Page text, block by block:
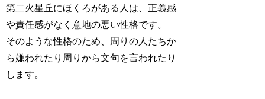
第二火星丘にほくろがある人は、正義感
や責任感がなく意地の悪い性格です。
そのような性格のため、周りの人たちか
ら嫌われたり周りから文句を言われたり
します。